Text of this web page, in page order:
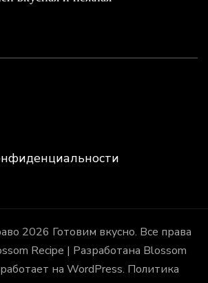
2026 Готовим вкусно. Все права
Recipe | Разработана Blossom
на WordPress. Политика